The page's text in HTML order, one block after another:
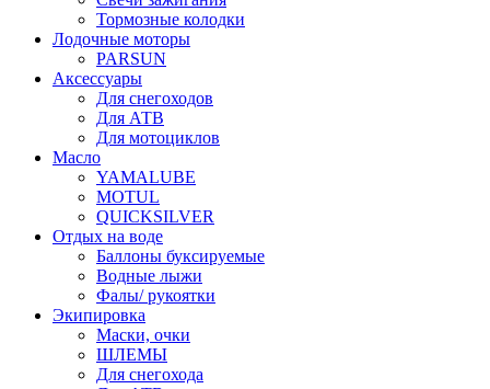
Тормозные колодки
Лодочные моторы
PARSUN
Аксессуары
Для снегоходов
Для АТВ
Для мотоциклов
Масло
YAMALUBE
MOTUL
QUICKSILVER
Отдых на воде
Баллоны буксируемые
Водные лыжи
Фалы/ рукоятки
Экипировка
Маски, очки
ШЛЕМЫ
Для снегохода